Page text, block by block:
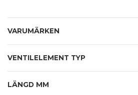
VARUMÄRKEN
VENTILELEMENT TYP
LÄNGD MM